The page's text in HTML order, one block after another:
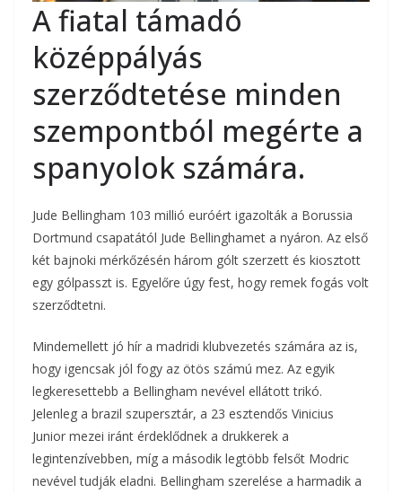
A fiatal támadó
középpályás
szerződtetése minden
szempontból megérte a
spanyolok számára.
Jude Bellingham 103 millió euróért igazolták a Borussia
Dortmund csapatától Jude Bellinghamet a nyáron. Az első
két bajnoki mérkőzésén három gólt szerzett és kiosztott
egy gólpasszt is. Egyelőre úgy fest, hogy remek fogás volt
szerződtetni.
Mindemellett jó hír a madridi klubvezetés számára az is,
hogy igencsak jól fogy az ötös számú mez. Az egyik
legkeresettebb a Bellingham nevével ellátott trikó.
Jelenleg a brazil szupersztár, a 23 esztendős Vinicius
Junior mezei iránt érdeklődnek a drukkerek a
legintenzívebben, míg a második legtöbb felsőt Modric
nevével tudják eladni. Bellingham szerelése a harmadik a